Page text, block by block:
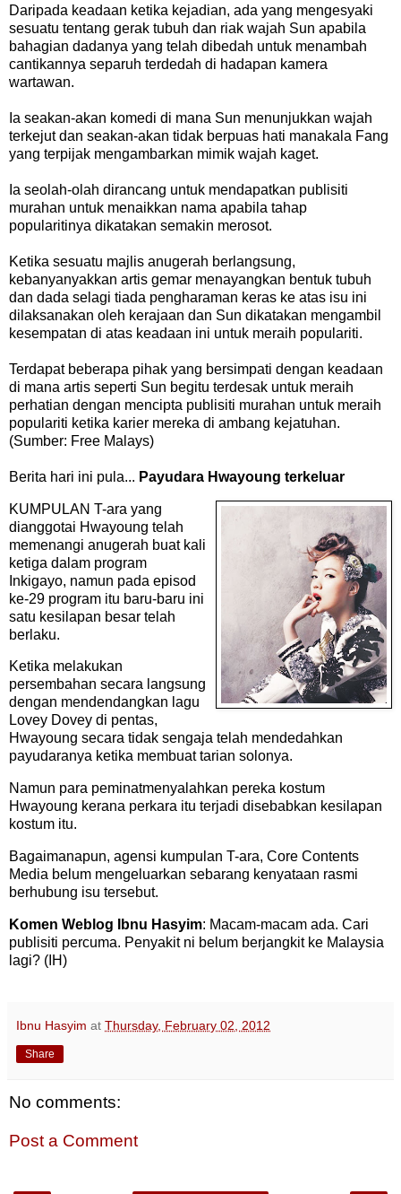
Daripada keadaan ketika kejadian, ada yang mengesyaki
sesuatu tentang gerak tubuh dan riak wajah Sun apabila
bahagian dadanya yang telah dibedah untuk menambah
cantikannya separuh terdedah di hadapan kamera
wartawan.
Ia seakan-akan komedi di mana Sun menunjukkan wajah
terkejut dan seakan-akan tidak berpuas hati manakala Fang
yang terpijak mengambarkan mimik wajah kaget.
Ia seolah-olah dirancang untuk mendapatkan publisiti
murahan untuk menaikkan nama apabila tahap
popularitinya dikatakan semakin merosot.
Ketika sesuatu majlis anugerah berlangsung,
kebanyanyakkan artis gemar menayangkan bentuk tubuh
dan dada selagi tiada pengharaman keras ke atas isu ini
dilaksanakan oleh kerajaan dan Sun dikatakan mengambil
kesempatan di atas keadaan ini untuk meraih populariti.
Terdapat beberapa pihak yang bersimpati dengan keadaan
di mana artis seperti Sun begitu terdesak untuk meraih
perhatian dengan mencipta publisiti murahan untuk meraih
populariti ketika karier mereka di ambang kejatuhan.
(Sumber: Free Malays)
Berita hari ini pula... Payudara Hwayoung terkeluar
KUMPULAN T-ara yang
dianggotai Hwayoung telah
memenangi anugerah buat kali
ketiga dalam program
Inkigayo, namun pada episod
ke-29 program itu baru-baru ini
satu kesilapan besar telah
berlaku.
Ketika melakukan
persembahan secara langsung
dengan mendendangkan lagu
Lovey Dovey di pentas,
Hwayoung secara tidak sengaja telah mendedahkan
payudaranya ketika membuat tarian solonya.
Namun para peminatmenyalahkan pereka kostum
Hwayoung kerana perkara itu terjadi disebabkan kesilapan
kostum itu.
Bagaimanapun, agensi kumpulan T-ara, Core Contents
Media belum mengeluarkan sebarang kenyataan rasmi
berhubung isu tersebut.
Komen Weblog Ibnu Hasyim: Macam-macam ada. Cari
publisiti percuma. Penyakit ni belum berjangkit ke Malaysia
lagi? (IH)
Ibnu Hasyim at Thursday, February 02, 2012
Share
No comments:
Post a Comment